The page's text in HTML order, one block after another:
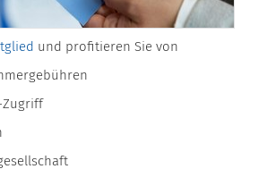
und profitieren Sie von
Zugriff